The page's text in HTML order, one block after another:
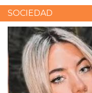
SOCIEDAD